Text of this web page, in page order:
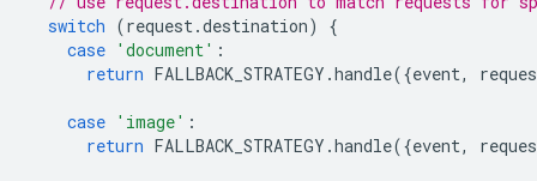
switch (request.destination)
{
case 'document' :
return FALLBACK_STRATEGY .handle({event,
case 'image' :
return FALLBACK_STRATEGY .handle({event,